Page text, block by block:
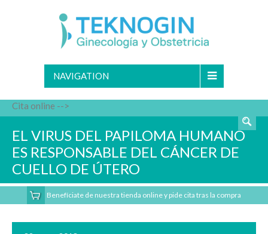
NAVIGATION
Cita online -->
EL VIRUS DEL PAPILOMA HUMANO
ES RESPONSABLE DEL CÁNCER DE
CUELLO DE ÚTERO
Benefíciate de nuestra tienda online y pide cita tras la compra